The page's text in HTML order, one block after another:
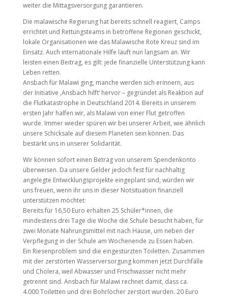
weiter die Mittagsversorgung garantieren.
Die malawische Regierung hat bereits schnell reagiert, Camps
errichtet und Rettungsteams in betroffene Regionen geschickt,
lokale Organisationen wie das Malawische Rote Kreuz sind im
Einsatz. Auch internationale Hilfe läuft nun langsam an. Wir
leisten einen Beitrag, es gilt: jede finanzielle Unterstützung kann
Leben retten.
Ansbach für Malawi ging, manche werden sich erinnern, aus
der Initiative ‚Ansbach hilft‘ hervor – gegründet als Reaktion auf
die Flutkatastrophe in Deutschland 2014. Bereits in unserem
ersten Jahr halfen wir, als Malawi von einer Flut getroffen
wurde. Immer wieder spüren wir bei unserer Arbeit, wie ähnlich
unsere Schicksale auf diesem Planeten sein können. Das
bestärkt uns in unserer Solidarität.
Wir können sofort einen Betrag von unserem Spendenkonto
überweisen. Da unsere Gelder jedoch fest für nachhaltig
angelegte Entwicklungsprojekte eingeplant sind, würden wir
uns freuen, wenn ihr uns in dieser Notsituation finanziell
unterstützen möchtet:
Bereits für 16,50 Euro erhalten 25 Schüler*innen, die
mindestens drei Tage die Woche die Schule besucht haben, für
zwei Monate Nahrungsmittel mit nach Hause, um neben der
Verpflegung in der Schule am Wochenende zu Essen haben.
Ein Riesenproblem sind die eingestürzten Toiletten. Zusammen
mit der zerstörten Wasserversorgung kommen jetzt Durchfälle
und Cholera, weil Abwasser und Frischwasser nicht mehr
getrennt sind. Ansbach für Malawi rechnet damit, dass ca.
4.000 Toiletten und drei Bohrlöcher zerstört wurden. 20 Euro